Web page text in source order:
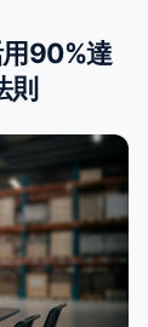
90%達
則